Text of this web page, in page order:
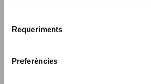
☕
museu i et farem un regal
Requeriments
Preferències
Sales d'exposició i terrassa
Dates
Visita en català: 7 de novembre de
de 2027.